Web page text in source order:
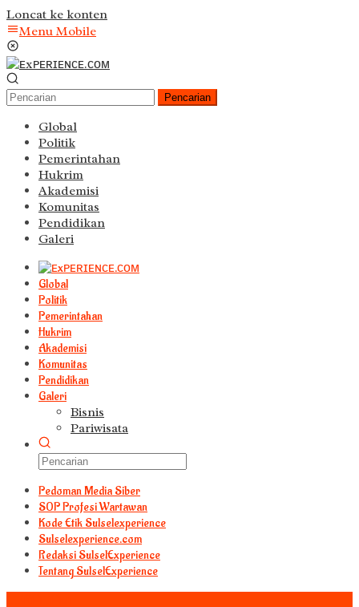
Loncat ke konten
Menu Mobile
Pencarian
Global
Politik
Pemerintahan
Hukrim
Akademisi
Komunitas
Pendidikan
Galeri
Global
Politik
Pemerintahan
Hukrim
Akademisi
Komunitas
Pendidikan
Galeri
Bisnis
Pariwisata
Pedoman Media Siber
S0P Profesi Wartawan
Kode Etik Sulselexperience
Sulselexperience.com
Redaksi SulselExperience
Tentang SulselExperience